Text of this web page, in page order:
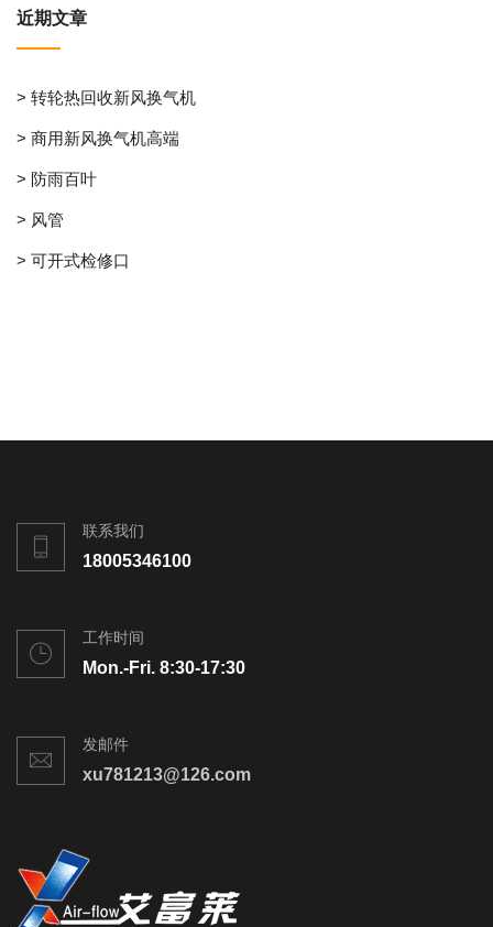
近期文章
> 转轮热回收新风换气机
> 商用新风换气机高端
> 防雨百叶
> 风管
> 可开式检修口
联系我们
18005346100
工作时间
Mon.-Fri. 8:30-17:30
发邮件
xu781213@126.com